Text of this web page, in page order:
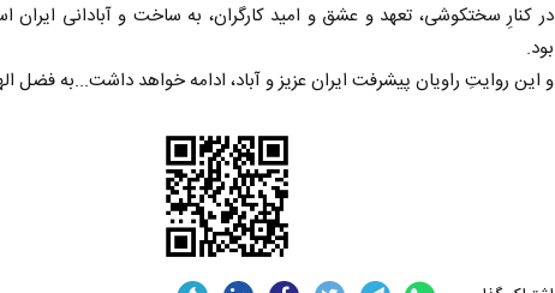
در کنارِ سختکوشی، تعهد و عشق و امید کارگران، به ساخت و آبادانی ایران
بود.
و این روایتِ راویان پیشرفت ایران عزیز و آباد، ادامه خواهد داشت...به فضل